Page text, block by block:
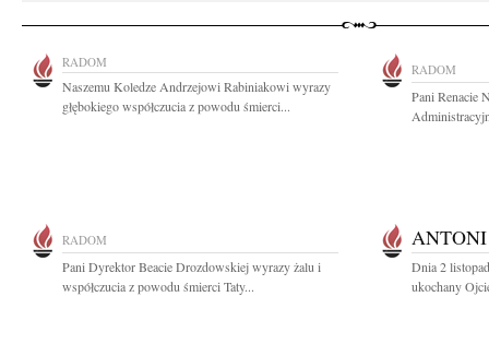
RADOM
Naszemu Koledze Andrzejowi Rabiniakowi wyrazy
głębokiego współczucia z powodu śmierci...
RADOM
Pani Renacie
RADOM
Pani Dyrektor Beacie Drozdowskiej wyrazy żalu i
współczucia z powodu śmierci Taty...
Dnia 2
ukochany